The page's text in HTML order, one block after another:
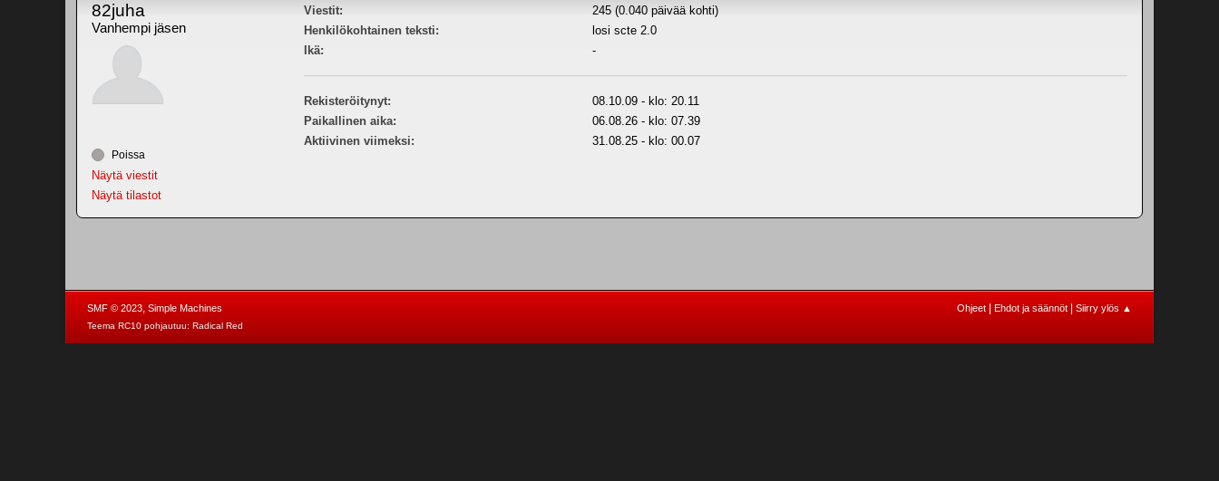
82juha
Vanhempi jäsen
Poissa
Näytä viestit
Näytä tilastot
Viestit:
245 (0.040 päivää kohti)
Henkilökohtainen teksti:
losi scte 2.0
Ikä:
-
Rekisteröitynyt:
08.10.09 - klo: 20.11
Paikallinen aika:
06.08.26 - klo: 07.39
Aktiivinen viimeksi:
31.08.25 - klo: 00.07
Ohjeet Ehdot ja säännöt Siirry ylös ▲
SMF © 2023, Simple Machines
Teema RC10 pohjautuu: Radical Red